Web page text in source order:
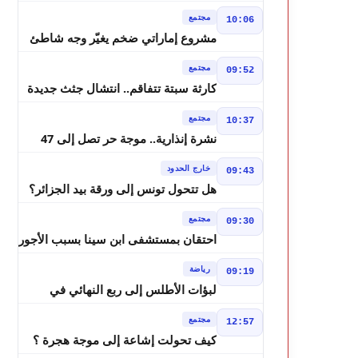
10:06 مجتمع
مشروع إماراتي ضخم يغيّر وجه شاطئ
في شتنبر
09:52 مجتمع
كارثة سبتة تتفاقم.. انتشال جثث جديدة
10:37 مجتمع
نشرة إنذارية.. موجة حر تصل إلى 47
09:43 خارج الحدود
هل تتحول تونس إلى ورقة بيد الجزائر؟
في المغرب العربي
09:30 مجتمع
احتقان بمستشفى ابن سينا بسبب الأجور
09:19 رياضة
لبؤات الأطلس إلى ربع النهائي في
12:57 مجتمع
كيف تحولت إشاعة إلى موجة هجرة ؟